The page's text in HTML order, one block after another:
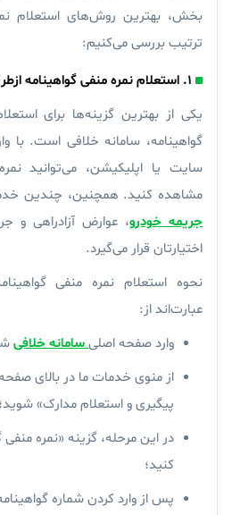
بخش، بهترین روش‌های استعلام
ترتیب بررسی می‌کنیم:
۱. استعلام نمره منفی گواهینامه ازطریق سامانه خلافی
یکی از بهترین گزینه‌ها برای
گواهینامه، سامانه خلافی است. با
سایت یا اپلیکیشن، می‌توانید
مشاهده کنید. همچنین، چندین
جریمه خودرو، عوارض آزادراهی و
اختیارتان قرار می‌گیرد.
نحوه استعلام نمره منفی
عبارت‌اند از:
وارد صفحه اصلیسامانه خلافی
از منوی خدمات ما در بالای
پیگیری و استعلام مدارک» شوید؛
در این مرحله، گزینه «نمره منفی
کنید؛
پس از وارد کردن شماره